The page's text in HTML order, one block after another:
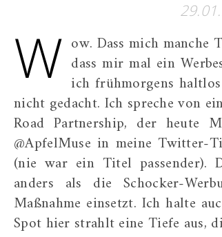
W ow. Dass mich manche
dass mir mal ein
ich frühmorgens
nicht gedacht. Ich spreche von
Road Partnership, der heute
@ApfelMuse in meine Twitter-
(nie war ein Titel passender).
anders als die Schocker-
Maßnahme einsetzt. Ich halte
Spot hier strahlt eine Tiefe aus,